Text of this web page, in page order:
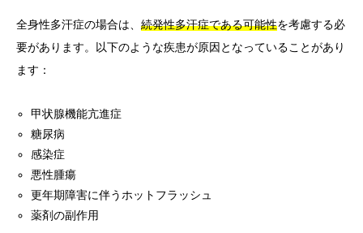
全身性多汗症の場合は、 続発性多汗症である可能性を考慮する必
要があります。以下のような疾患が原因となっていることがあり
ます：
甲状腺機能亢進症
糖尿病
感染症
悪性腫瘍
更年期障害に伴うホットフラッシュ
薬剤の副作用